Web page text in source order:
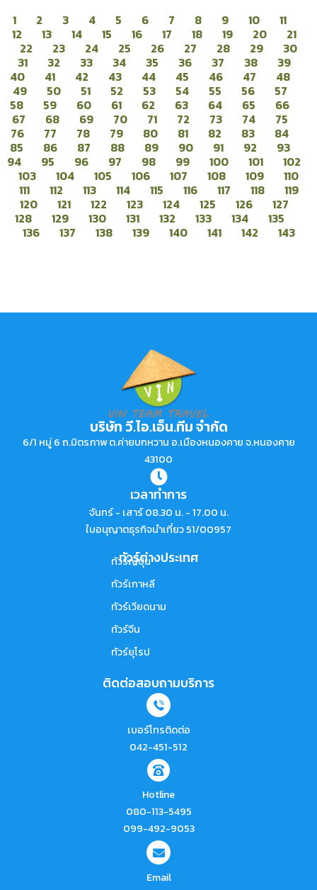
1 2 3 4 5 6 7 8 9 10
11
12
13 14 15 16 17 18 19 20
21
22
23 24 25 26 27 28 29
30
31
32 33 34 35 36 37 38
39
40
41 42 43 44 45 46 47
48
49
50 51 52 53 54 55 56
57
58
59 60 61 62 63 64 65
66
67
68 69 70 71 72 73 74
75
76
77 78 79 80 81 82 83
84
85
86 87 88 89 90 91 92
93
94
95 96 97 98 99 100 101
102
103
104 105 106 107 108 109
110
111
112 113 114 115 116 117 118
119
120
121 122 123 124 125 126
127
128
129 130 131 132 133 134
135
136
137 138 139 140 141 142 143
บริษัท วี.ไอ.เอ็น.ทีม จำกัด
6/1 หมู่ 6 ถ.มิตรภาพ ต.ค่ายบกหวาน อ.เมืองหนองคาย จ.หนองคาย
43100
เวลาทำการ
จันทร์ - เสาร์ 08.30 น. - 17.00 น.
ใบอนุญาตธุรกิจนำเที่ยว 51/00957
ทัวร์ต่างประเทศ
ทัวร์ญี่ปุ่น
ทัวร์เกาหลี
ทัวร์เวียดนาม
ทัวร์จีน
ทัวร์ยุโรป
ติดต่อสอบถามบริการ
เบอร์โทรติดต่อ
042-451-512
Hotline
080-113-5495
099-492-9053
Email